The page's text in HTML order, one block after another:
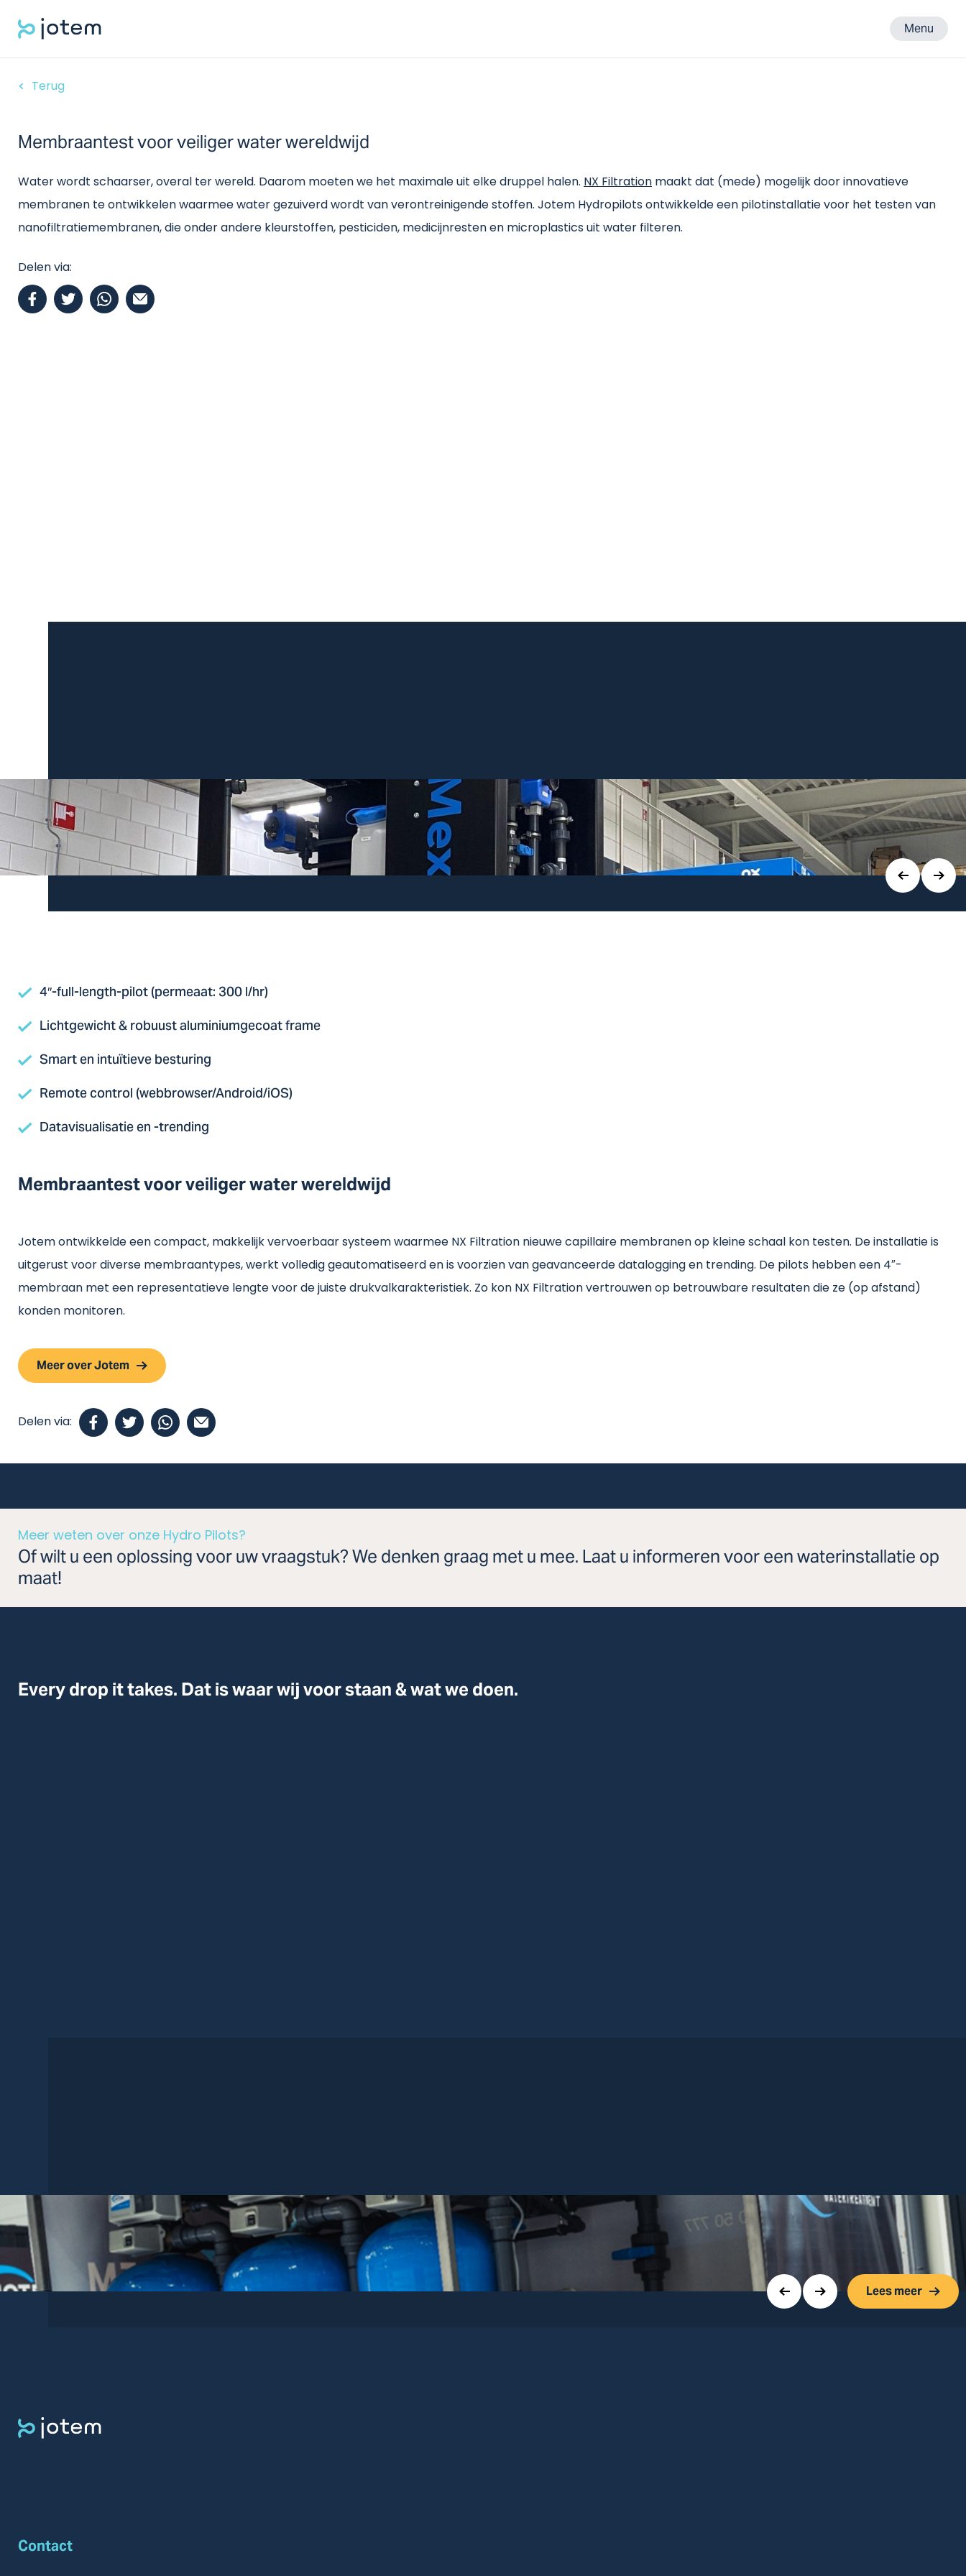
Menu
Terug
Membraantest voor veiliger water wereldwijd
Water wordt schaarser, overal ter wereld. Daarom moeten we het maximale uit elke druppel halen. NX Filtration maakt dat (mede) mogelijk door innovatieve
membranen te ontwikkelen waarmee water gezuiverd wordt van verontreinigende stoffen. Jotem Hydropilots ontwikkelde een pilotinstallatie voor het testen van
nanofiltratiemembranen, die onder andere kleurstoffen, pesticiden, medicijnresten en microplastics uit water filteren.
Delen via:
Membraantest voor veiliger water wereldwijd
Jotem ontwikkelde een compact, makkelijk vervoerbaar systeem waarmee NX Filtration nieuwe capillaire membranen op kleine schaal kon testen. De installatie is
uitgerust voor diverse membraantypes, werkt volledig geautomatiseerd en is voorzien van geavanceerde datalogging en trending. De pilots hebben een 4″-
membraan met een representatieve lengte voor de juiste drukvalkarakteristiek. Zo kon NX Filtration vertrouwen op betrouwbare resultaten die ze (op afstand)
konden monitoren.
Meer over Jotem
Delen via:
4″-full-length-pilot (permeaat: 300 l/hr)
Lichtgewicht & robuust aluminiumgecoat frame
Smart en intuïtieve besturing
Remote control (webbrowser/Android/iOS)
Datavisualisatie en -trending
Meer weten over onze Hydro Pilots?
Of wilt u een oplossing voor uw vraagstuk? We denken graag met u mee. Laat u informeren voor een waterinstallatie op
maat!
Every drop it takes. Dat is waar wij voor staan & wat we doen.
Lees meer
Contact